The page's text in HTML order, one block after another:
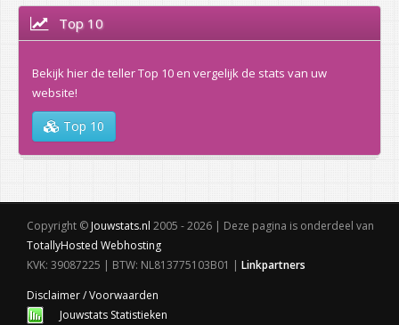
Top 10
Bekijk hier de teller Top 10 en vergelijk de stats van uw
website!
Top 10
Copyright © Jouwstats.nl 2005 - 2026 | Deze pagina is onderdeel van
TotallyHosted Webhosting
KVK: 39087225 | BTW: NL813775103B01 | Linkpartners
Disclaimer / Voorwaarden
Jouwstats Statistieken